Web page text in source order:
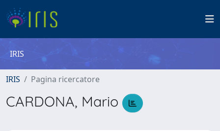
IRIS
IRIS Pagina ricercatore
CARDONA, Mario